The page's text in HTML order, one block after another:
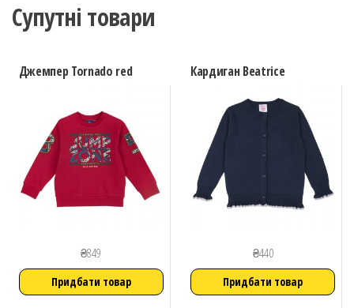
Супутні товари
Джемпер Tornado red
₴849
Придбати товар
Кардиган Beatrice
₴440
Придбати товар